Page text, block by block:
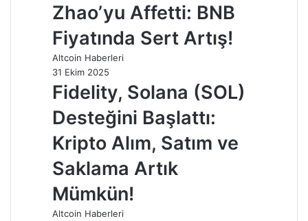
Zhao’yu Affetti: BNB
Fiyatında Sert Artış!
Altcoin Haberleri
31 Ekim 2025
Fidelity, Solana (SOL)
Desteğini Başlattı:
Kripto Alım, Satım ve
Saklama Artık
Mümkün!
Altcoin Haberleri